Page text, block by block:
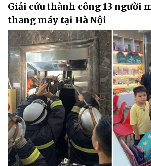
Giải cứu thành công 13 người
thang máy tại Hà Nội